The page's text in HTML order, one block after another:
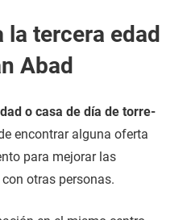
la tercera edad
Abad
o casa de día de torre-
encontrar alguna oferta
para mejorar las
otras personas.